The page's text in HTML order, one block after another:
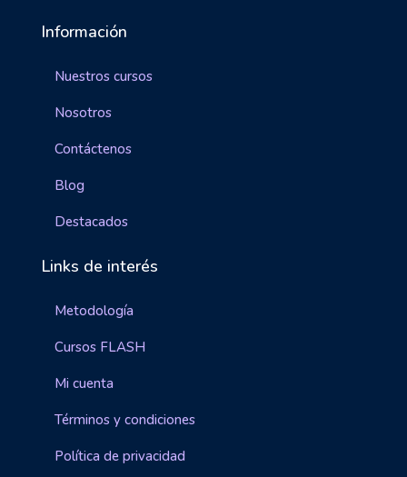
Información
Nuestros cursos
Nosotros
Contáctenos
Blog
Destacados
Links de interés
Metodología
Cursos FLASH
Mi cuenta
Términos y condiciones
Política de privacidad